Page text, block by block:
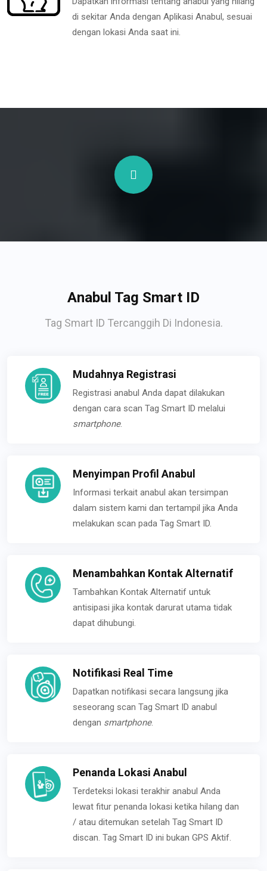
di sekitar Anda dengan Aplikasi Anabul, sesuai
dengan lokasi Anda saat ini.
Anabul Tag Smart ID
Tag Smart ID Tercanggih Di Indonesia.
Mudahnya Registrasi
Registrasi anabul Anda dapat dilakukan
dengan cara scan Tag Smart ID melalui
smartphone.
Menyimpan Profil Anabul
Informasi terkait anabul akan tersimpan
dalam sistem kami dan tertampil jika Anda
melakukan scan pada Tag Smart ID.
Menambahkan Kontak Alternatif
Tambahkan Kontak Alternatif untuk
antisipasi jika kontak darurat utama tidak
dapat dihubungi.
Notifikasi Real Time
Dapatkan notifikasi secara langsung jika
seseorang scan Tag Smart ID anabul
dengan smartphone.
Penanda Lokasi Anabul
Terdeteksi lokasi terakhir anabul Anda
lewat fitur penanda lokasi ketika hilang dan
/ atau ditemukan setelah Tag Smart ID
discan. Tag Smart ID ini bukan GPS Aktif.